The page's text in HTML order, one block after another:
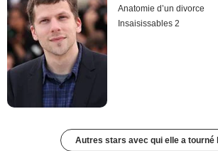
Anatomie d’un divorce
Insaisissables 2
Autres stars avec qui elle a tourné